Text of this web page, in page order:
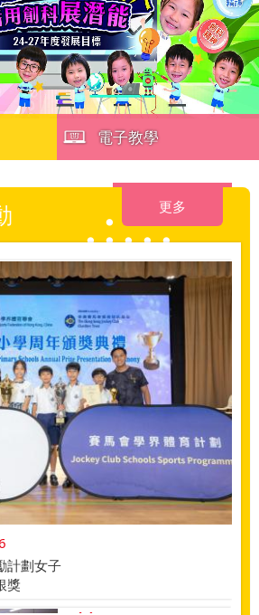
電子教學
更多
計劃女子
獎